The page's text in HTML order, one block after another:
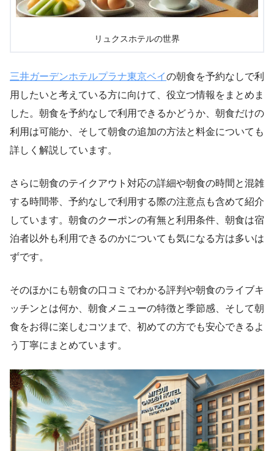
リュクスホテルの世界
三井ガーデンホテルプラナ東京ベイの朝食を予約なしで利
用したいと考えている方に向けて、役立つ情報をまとめま
した。朝食を予約なしで利用できるかどうか、朝食だけの
利用は可能か、そして朝食の追加の方法と料金についても
詳しく解説しています。
さらに朝食のテイクアウト対応の詳細や朝食の時間と混雑
する時間帯、予約なしで利用する際の注意点も含めて紹介
しています。朝食のクーポンの有無と利用条件、朝食は宿
泊者以外も利用できるのかについても気になる方は多いは
ずです。
そのほかにも朝食の口コミでわかる評判や朝食のライブキ
ッチンとは何か、朝食メニューの特徴と季節感、そして朝
食をお得に楽しむコツまで、初めての方でも安心できるよ
う丁寧にまとめています。